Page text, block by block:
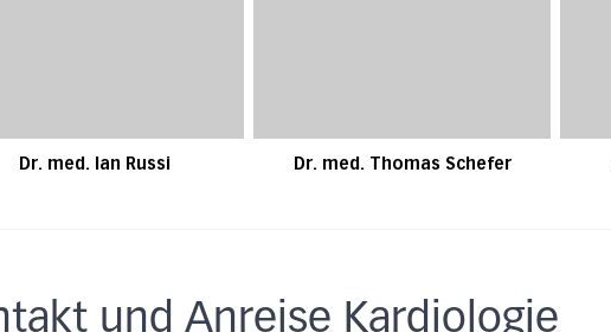
Dr. med. Ian Russi Dr. med. Thomas Schefer
und Anreise Kardiologie